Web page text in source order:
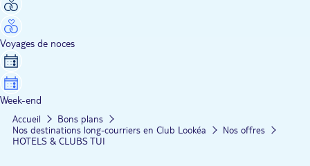
Voyages de noces
Week-end
Accueil
Bons plans
Nos destinations long-courriers en Club Lookéa
Nos offres
HOTELS & CLUBS TUI